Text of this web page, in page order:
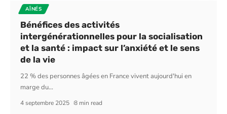
AÎNÉS
Bénéfices des activités
intergénérationnelles pour la socialisation
et la santé : impact sur l’anxiété et le sens
de la vie
22 % des personnes âgées en France vivent aujourd'hui en
marge du…
4 septembre 2025 8 min read